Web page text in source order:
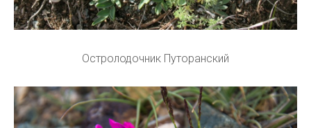
Остролодочник Путоранский